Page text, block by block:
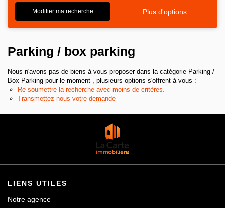
Acheter
Recrutement
Agence
Modifier ma recherche Plus d'options
Parking / box parking
Nous n'avons pas de biens à vous proposer dans la catégorie Parking /
Box Parking pour le moment , plusieurs options s'offrent à vous :
Re-soumettre la recherche avec moins de critères.
Transmettez-nous votre demande
LIENS UTILES
Notre agence